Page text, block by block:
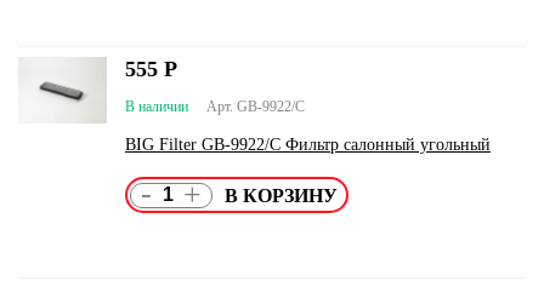
Арт. GB-9922/C
В наличии
BIG Filter GB-9922/C Фильтр салонный угольный
555 Р
- +